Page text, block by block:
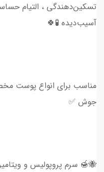
تسکین‌دهندگی ، التیام
آسیب‌دیده 🧪🍀
مناسب برای انواع پوست
جوش ✅